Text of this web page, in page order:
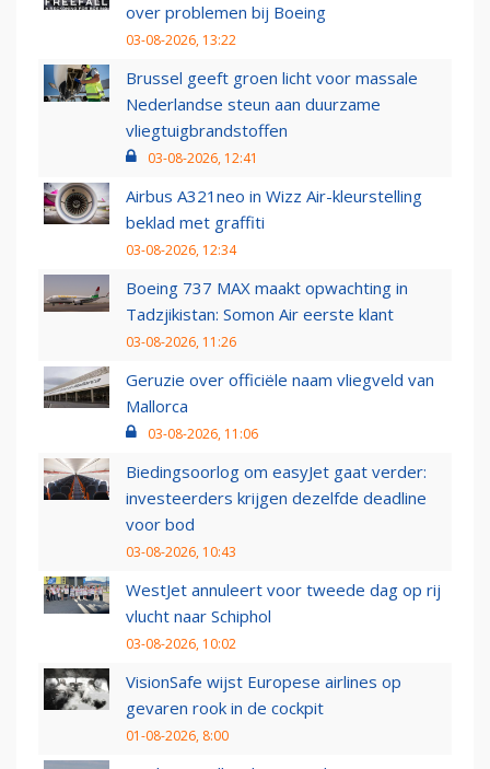
over problemen bij Boeing
03-08-2026, 13:22
Brussel geeft groen licht voor massale
Nederlandse steun aan duurzame
vliegtuigbrandstoffen
03-08-2026, 12:41
Airbus A321neo in Wizz Air-kleurstelling
beklad met graffiti
03-08-2026, 12:34
Boeing 737 MAX maakt opwachting in
Tadzjikistan: Somon Air eerste klant
03-08-2026, 11:26
Geruzie over officiële naam vliegveld van
Mallorca
03-08-2026, 11:06
Biedingsoorlog om easyJet gaat verder:
investeerders krijgen dezelfde deadline
voor bod
03-08-2026, 10:43
WestJet annuleert voor tweede dag op rij
vlucht naar Schiphol
03-08-2026, 10:02
VisionSafe wijst Europese airlines op
gevaren rook in de cockpit
01-08-2026, 8:00